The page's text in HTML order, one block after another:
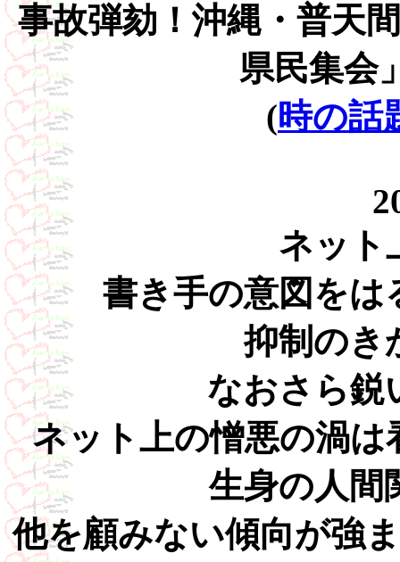
事故弾劾！沖縄・普天
県民集会
(時の話
ネット
書き手の意図をは
抑制のき
なおさら鋭
ネット上の憎悪の渦
生身の人間
他を顧みない傾向が強